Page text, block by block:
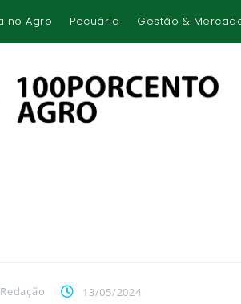
no Agro Pecuária Gestão &
Redação 13/05/2024